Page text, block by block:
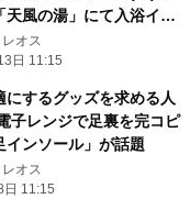
天風の湯」にて入浴イベ
オス
日 11:15
にするグッズを求める人
子レンジで足裏を完コピ
インソール」が話題
オス
11:15